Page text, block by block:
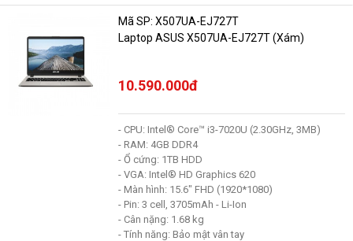
Mã SP: X507UA-EJ727T
Laptop ASUS X507UA-EJ727T (Xám)
10.590.000đ
- CPU: Intel® Core™ i3-7020U (2.30GHz, 3MB)
- RAM: 4GB DDR4
- Ổ cứng: 1TB HDD
- VGA: Intel® HD Graphics 620
- Màn hình: 15.6" FHD (1920*1080)
- Pin: 3 cell, 3705mAh - Li-Ion
- Cân nặng: 1.68 kg
- Tính năng: Bảo mật vân tay